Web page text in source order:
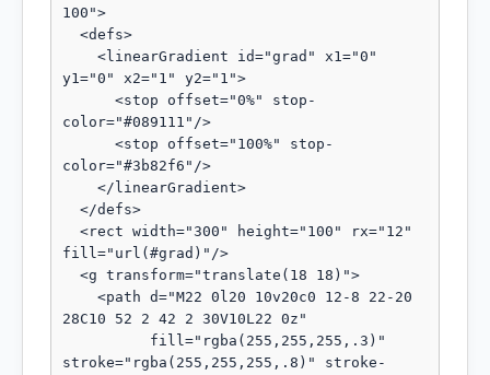
100">
y1="0" x2="1" y2="1">
color="#089111"/>
color="#3b82f6"/>
fill="url(#grad)"/>
28C10 52 2 42 2 30V10L22 0z"
stroke="rgba(255,255,255,.8)" stroke-